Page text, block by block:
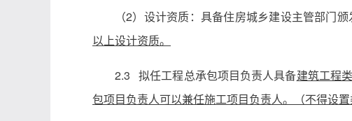
（2）设计资质：具备住房城乡建设主管部门
以上设计资质。
2.3 拟任工程总承包项目负责人具备建筑工程
包项目负责人可以兼任施工项目负责人。（不得设